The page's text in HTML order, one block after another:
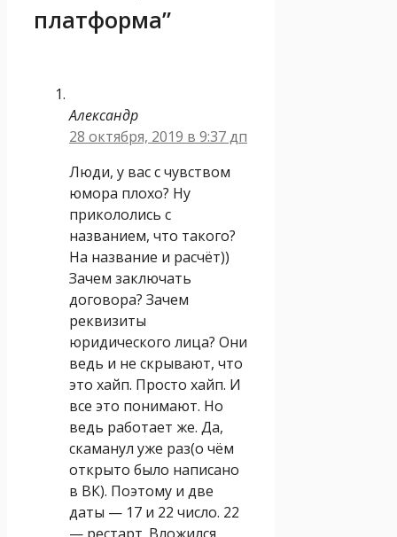
платформа”
Александр
28 октября, 2019 в 9:37 дп
Люди, у вас с чувством
юмора плохо? Ну
прикололись с
названием, что такого?
На название и расчёт))
Зачем заключать
договора? Зачем
реквизиты
юридического лица? Они
ведь и не скрывают, что
это хайп. Просто хайп. И
все это понимают. Но
ведь работает же. Да,
скаманул уже раз(о чём
открыто было написано
в ВК). Поэтому и две
даты — 17 и 22 число. 22